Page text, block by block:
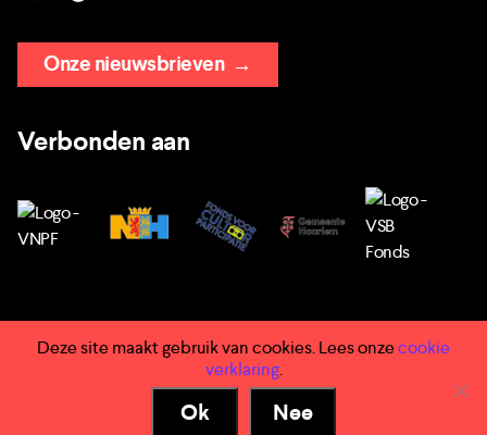
Onze nieuwsbrieven→
Verbonden aan
Deze site maakt gebruik van cookies. Lees onzecookie
verklaring.
Ok Nee